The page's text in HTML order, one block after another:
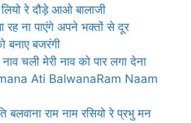
रे दौड़े आओ बालाजी
रह ना पाएंगे अपने भक्तों से दूर
बनाए बजरंगी
चली मेरी नाव को पार लगा देना
Ati BalwanaRam Naam
बलवाना राम नाम रसियो रे प्रभु मन